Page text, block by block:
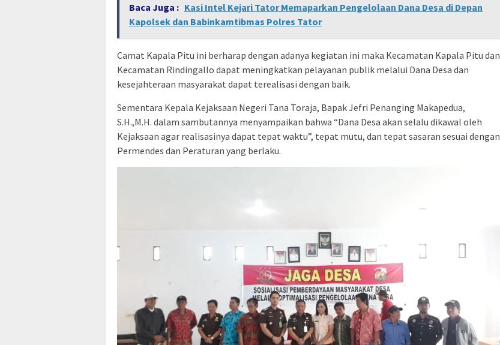
Baca Juga : Kasi Intel Kejari Tator Memaparkan Pengelolaan Dana Desa di Depan
Kapolsek dan Babinkamtibmas Polres Tator
Camat Kapala Pitu ini berharap dengan adanya kegiatan ini maka Kecamatan Kapala Pitu dan
Kecamatan Rindingallo dapat meningkatkan pelayanan publik melalui Dana Desa dan
kesejahteraan masyarakat dapat terealisasi dengan baik.
Sementara Kepala Kejaksaan Negeri Tana Toraja, Bapak Jefri Penanging Makapedua,
S.H.,M.H. dalam sambutannya menyampaikan bahwa “Dana Desa akan selalu dikawal oleh
Kejaksaan agar realisasinya dapat tepat waktu”, tepat mutu, dan tepat sasaran sesuai dengan
Permendes dan Peraturan yang berlaku.